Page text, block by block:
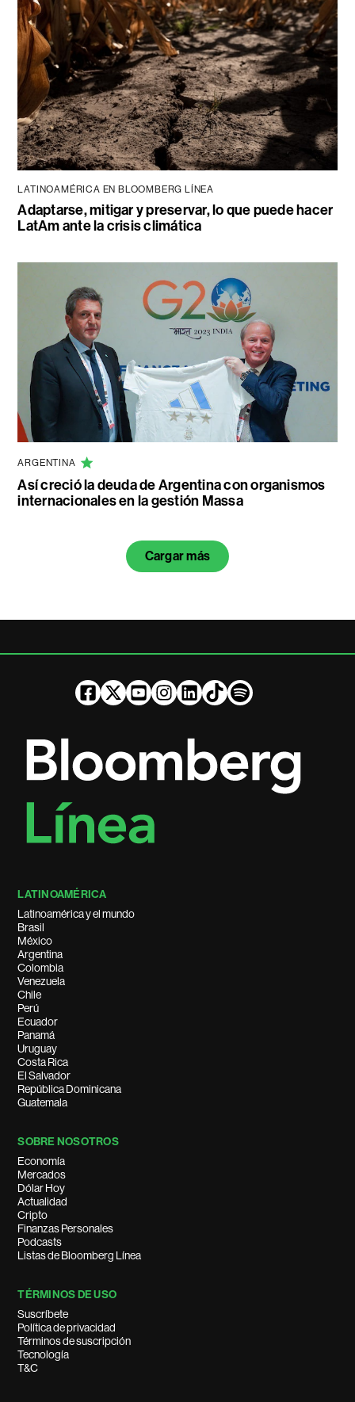
LATINOAMÉRICA EN BLOOMBERG LÍNEA
Adaptarse, mitigar y preservar, lo que puede hacer
LatAm ante la crisis climática
ARGENTINA
Así creció la deuda de Argentina con organismos
internacionales en la gestión Massa
Cargar más
LATINOAMÉRICA
Latinoamérica y el mundo
Brasil
México
Argentina
Colombia
Venezuela
Chile
Perú
Ecuador
Panamá
Uruguay
Costa Rica
El Salvador
República Dominicana
Guatemala
SOBRE NOSOTROS
Economía
Mercados
Dólar Hoy
Actualidad
Cripto
Finanzas Personales
Podcasts
Listas de Bloomberg Línea
TÉRMINOS DE USO
Suscríbete
Política de privacidad
Términos de suscripción
Tecnología
T&C